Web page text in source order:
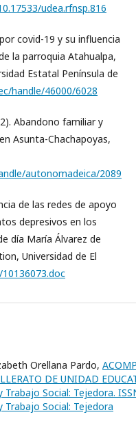
udea.rfnsp.816
covid-19 y su influencia
la parroquia Atahualpa,
Estatal Península de
handle/46000/6028
Abandono familiar y
Asunta-Chachapoyas,
autonomadeica/2089
de las redes de apoyo
depresivos en los
día María Álvarez de
Universidad de El
Orellana Pardo,
DE UNIDAD
Social: Tejedora.
Trabajo Social: Tejedora